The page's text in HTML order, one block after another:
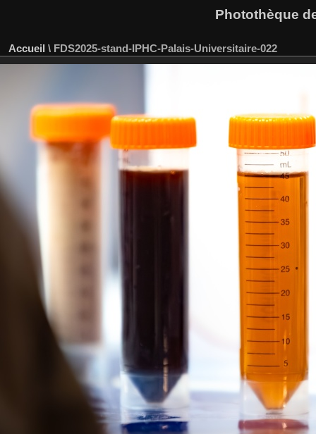
Photothèque
Accueil \ FDS2025-stand-IPHC-Palais-Universitaire-022